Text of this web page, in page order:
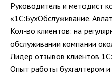
Руководитель и методист
«1С:БухОбслуживание.
Кол-во клиентов: на
обслуживании компании
Лидер отзывов клиентов
Опыт работы бухгалтером